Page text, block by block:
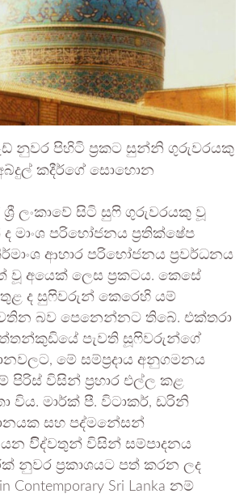
නුවර පිහිටි ප්‍රකට සුන්නි ගුරුවරයකු
කදීර්ගේ සොහොන
ශ්‍රී ලංකාවේ සිටි සුෆි ගුරුවරයකු වූ
ද මාංශ පරිභෝජනය ප්‍රතික්ෂේප
ආහාර පරිභෝජනය ප්‍රවර්ධනය
වූ අයෙක් ලෙස ප්‍රකටය. කෙසේ
තුළ ද සුෆිවරුන් කෙරෙහි යම්
බව පෙනෙන්නට තිබේ. එක්තරා
පැවති සූෆිවරුන්ගේ
මේ සම්ප්‍රදාය අනුගමනය
විසින් ප්‍රහාර එල්ල කළ
විය. මාර්ක් පී. විටාකර්, ඩරිනි
සහ පද්මනේසන්
විිද්වතුන් විසින් සම්පාදනය
නුවර ප්‍රකාශයට පත් කරන ලද
Contemporary Sri Lanka නම්